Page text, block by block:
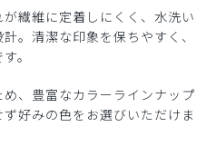
繊維に定着しにくく、水洗い
。清潔な印象を保ちやすく、
。
、豊富なカラーラインナップ
好みの色をお選びいただけま